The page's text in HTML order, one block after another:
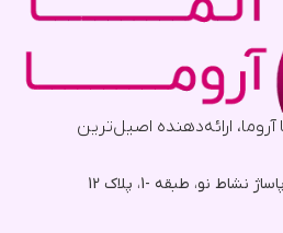
ارائه‌دهنده اصیل‌ترین
نو، طبقه -1، پلاک 12